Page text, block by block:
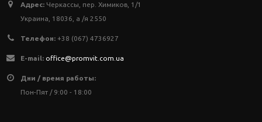
Адрес: Черкассы, пер. Химиков, 1/1
Украина, 18036, а /я 2550
Телефон: +38 (067) 4736927
E-mail: office@promvit.com.ua
Дни / время работы:
Пон-Пят / 9:00 - 18:00